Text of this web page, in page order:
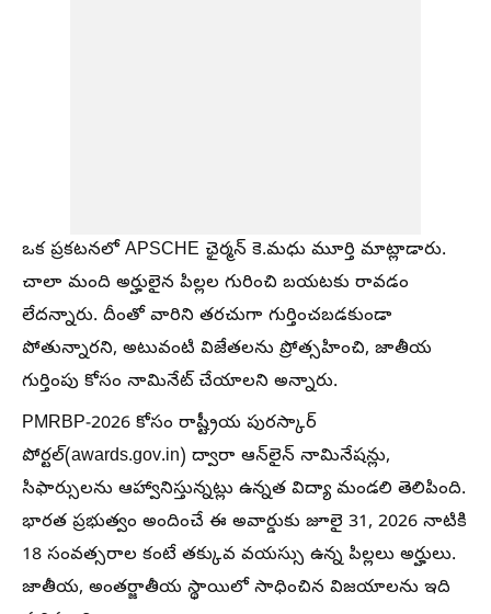
ఒక ప్రకటనలో APSCHE ఛైర్మన్ కె.మధు మూర్తి మాట్లాడారు.
చాలా మంది అర్హులైన పిల్లల గురించి బయటకు రావడం
లేదన్నారు. దీంతో వారిని తరచుగా గుర్తించబడకుండా
పోతున్నారని, అటువంటి విజేతలను ప్రోత్సహించి, జాతీయ
గుర్తింపు కోసం నామినేట్ చేయాలని అన్నారు.
PMRBP-2026 కోసం రాష్ట్రీయ పురస్కార్
పోర్టల్(awards.gov.in) ద్వారా ఆన్‌లైన్ నామినేషన్లు,
సిఫార్సులను ఆహ్వానిస్తున్నట్లు ఉన్నత విద్యా మండలి తెలిపింది.
భారత ప్రభుత్వం అందించే ఈ అవార్డుకు జూలై 31, 2026 నాటికి
18 సంవత్సరాల కంటే తక్కువ వయస్సు ఉన్న పిల్లలు అర్హులు.
జాతీయ, అంతర్జాతీయ స్థాయిలో సాధించిన విజయాలను ఇది